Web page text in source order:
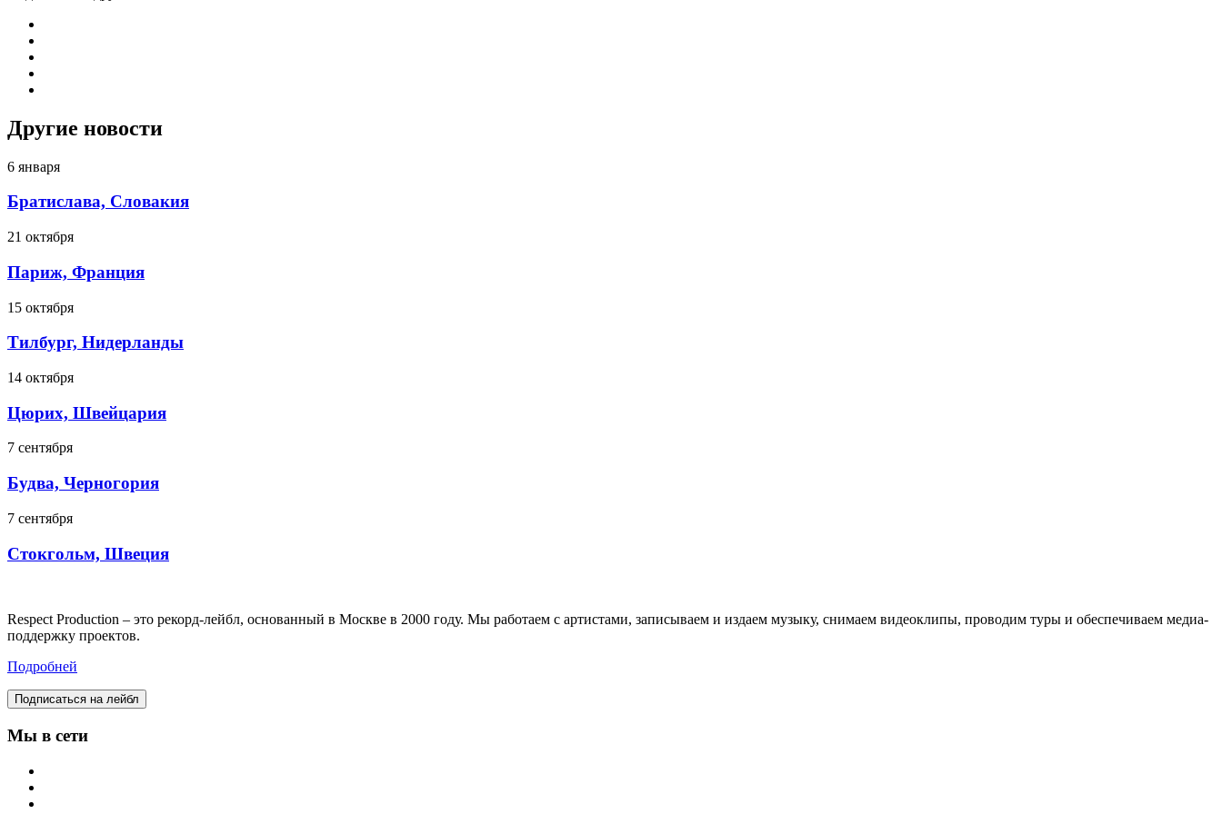
Другие новости
6 января
Братислава, Словакия
21 октября
Париж, Франция
15 октября
Тилбург, Нидерланды
14 октября
Цюрих, Швейцария
7 сентября
Будва, Черногория
7 сентября
Стокгольм, Швеция
Respect Production – это рекорд-лейбл, основанный в Москве в 2000 году. Мы работаем с артистами, записываем и издаем музыку, снимаем видеоклипы, проводим туры и обеспечиваем медиа-
поддержку проектов.
Подробней
Подписаться на лейбл
Мы в сети